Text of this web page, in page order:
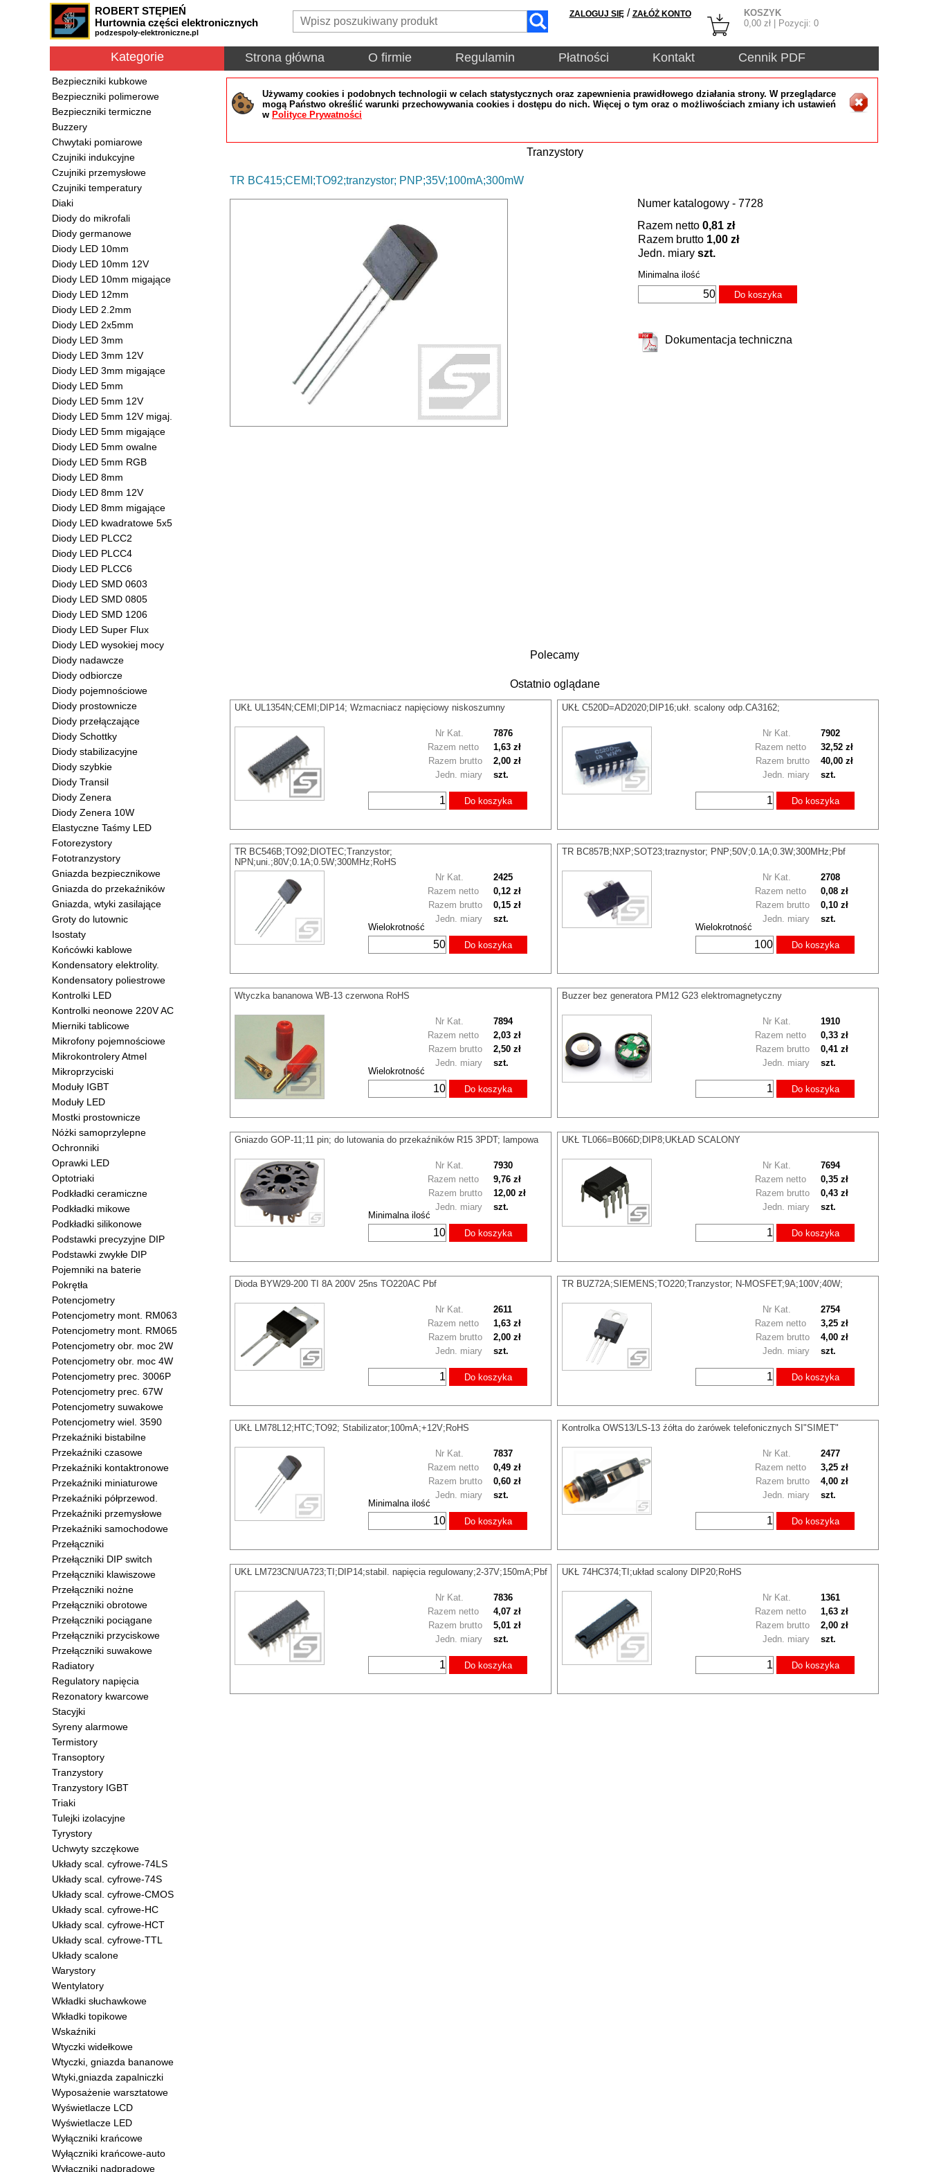
KOSZYK
0,00 zł | Pozycji: 0
Strona główna O firmie Regulamin Płatności Kontakt Cennik PDF
ROBERT STĘPIEŃ
Hurtownia części elektronicznych
podzespoly-elektroniczne.pl
ZALOGUJ SIĘ/ ZAŁÓŻ KONTO
Kategorie
Bezpieczniki kubkowe
Bezpieczniki polimerowe
Bezpieczniki termiczne
Buzzery
Chwytaki pomiarowe
Czujniki indukcyjne
Czujniki przemysłowe
Czujniki temperatury
Diaki
Diody do mikrofali
Diody germanowe
Diody LED 10mm
Diody LED 10mm 12V
Diody LED 10mm migające
Diody LED 12mm
Diody LED 2.2mm
Diody LED 2x5mm
Diody LED 3mm
Diody LED 3mm 12V
Diody LED 3mm migające
Diody LED 5mm
Diody LED 5mm 12V
Diody LED 5mm 12V migaj.
Diody LED 5mm migające
Diody LED 5mm owalne
Diody LED 5mm RGB
Diody LED 8mm
Diody LED 8mm 12V
Diody LED 8mm migające
Diody LED kwadratowe 5x5
Diody LED PLCC2
Diody LED PLCC4
Diody LED PLCC6
Diody LED SMD 0603
Diody LED SMD 0805
Diody LED SMD 1206
Diody LED Super Flux
Diody LED wysokiej mocy
Diody nadawcze
Diody odbiorcze
Diody pojemnościowe
Diody prostownicze
Diody przełączające
Diody Schottky
Diody stabilizacyjne
Diody szybkie
Diody Transil
Diody Zenera
Diody Zenera 10W
Elastyczne Taśmy LED
Fotorezystory
Fototranzystory
Gniazda bezpiecznikowe
Gniazda do przekaźników
Gniazda, wtyki zasilające
Groty do lutownic
Isostaty
Końcówki kablowe
Kondensatory elektrolity.
Kondensatory poliestrowe
Kontrolki LED
Kontrolki neonowe 220V AC
Mierniki tablicowe
Mikrofony pojemnościowe
Mikrokontrolery Atmel
Mikroprzyciski
Moduły IGBT
Moduły LED
Mostki prostownicze
Nóżki samoprzylepne
Ochronniki
Oprawki LED
Optotriaki
Podkładki ceramiczne
Podkładki mikowe
Podkładki silikonowe
Podstawki precyzyjne DIP
Podstawki zwykłe DIP
Pojemniki na baterie
Pokrętła
Potencjometry
Potencjometry mont. RM063
Potencjometry mont. RM065
Potencjometry obr. moc 2W
Potencjometry obr. moc 4W
Potencjometry prec. 3006P
Potencjometry prec. 67W
Potencjometry suwakowe
Potencjometry wiel. 3590
Przekaźniki bistabilne
Przekaźniki czasowe
Przekaźniki kontaktronowe
Przekaźniki miniaturowe
Przekaźniki półprzewod.
Przekaźniki przemysłowe
Przekaźniki samochodowe
Przełączniki
Przełączniki DIP switch
Przełączniki klawiszowe
Przełączniki nożne
Przełączniki obrotowe
Przełączniki pociągane
Przełączniki przyciskowe
Przełączniki suwakowe
Radiatory
Regulatory napięcia
Rezonatory kwarcowe
Stacyjki
Syreny alarmowe
Termistory
Transoptory
Tranzystory
Tranzystory IGBT
Triaki
Tulejki izolacyjne
Tyrystory
Uchwyty szczękowe
Układy scal. cyfrowe-74LS
Układy scal. cyfrowe-74S
Układy scal. cyfrowe-CMOS
Układy scal. cyfrowe-HC
Układy scal. cyfrowe-HCT
Układy scal. cyfrowe-TTL
Układy scalone
Warystory
Wentylatory
Wkładki słuchawkowe
Wkładki topikowe
Wskaźniki
Wtyczki widełkowe
Wtyczki, gniazda bananowe
Wtyki,gniazda zapalniczki
Wyposażenie warsztatowe
Wyświetlacze LCD
Wyświetlacze LED
Wyłączniki krańcowe
Wyłączniki krańcowe-auto
Wyłączniki nadprądowe
Używamy cookies i podobnych technologii w celach statystycznych oraz zapewnienia prawidłowego działania strony. W przeglądarce
mogą Państwo określić warunki przechowywania cookies i dostępu do nich. Więcej o tym oraz o możliwościach zmiany ich ustawień
w Polityce Prywatności
Tranzystory
TR BC415;CEMI;TO92;tranzystor; PNP;35V;100mA;300mW
Numer katalogowy - 7728
Razem netto 0,81 zł
Razem brutto 1,00 zł
Jedn. miary szt.
Dokumentacja techniczna
Minimalna ilość
Do koszyka
Polecamy
Ostatnio oglądane
UKŁ UL1354N;CEMI;DIP14; Wzmacniacz napięciowy niskoszumny
Nr Kat. 7876
Razem brutto 2,00 zł
Razem netto 1,63 zł
Jedn. miary szt.
Do koszyka
UKŁ C520D=AD2020;DIP16;ukł. scalony odp.CA3162;
Nr Kat. 7902
Razem brutto 40,00 zł
Razem netto 32,52 zł
Jedn. miary szt.
Do koszyka
TR BC546B;TO92;DIOTEC;Tranzystor;
NPN;uni.;80V;0.1A;0.5W;300MHz;RoHS
Wielokrotność
Nr Kat. 2425
Razem brutto 0,15 zł
Razem netto 0,12 zł
Jedn. miary szt.
Do koszyka
TR BC857B;NXP;SOT23;traznystor; PNP;50V;0.1A;0.3W;300MHz;Pbf
Wielokrotność
Nr Kat. 2708
Razem brutto 0,10 zł
Razem netto 0,08 zł
Jedn. miary szt.
Do koszyka
Wtyczka bananowa WB-13 czerwona RoHS
Wielokrotność
Nr Kat. 7894
Razem brutto 2,50 zł
Razem netto 2,03 zł
Jedn. miary szt.
Do koszyka
Buzzer bez generatora PM12 G23 elektromagnetyczny
Nr Kat. 1910
Razem brutto 0,41 zł
Razem netto 0,33 zł
Jedn. miary szt.
Do koszyka
Gniazdo GOP-11;11 pin; do lutowania do przekaźników R15 3PDT; lampowa
Minimalna ilość
Nr Kat. 7930
Razem brutto 12,00 zł
Razem netto 9,76 zł
Jedn. miary szt.
Do koszyka
UKŁ TL066=B066D;DIP8;UKŁAD SCALONY
Nr Kat. 7694
Razem brutto 0,43 zł
Razem netto 0,35 zł
Jedn. miary szt.
Do koszyka
Dioda BYW29-200 TI 8A 200V 25ns TO220AC Pbf
Nr Kat. 2611
Razem brutto 2,00 zł
Razem netto 1,63 zł
Jedn. miary szt.
Do koszyka
TR BUZ72A;SIEMENS;TO220;Tranzystor; N-MOSFET;9A;100V;40W;
Nr Kat. 2754
Razem brutto 4,00 zł
Razem netto 3,25 zł
Jedn. miary szt.
Do koszyka
UKŁ LM78L12;HTC;TO92; Stabilizator;100mA;+12V;RoHS
Minimalna ilość
Nr Kat. 7837
Razem brutto 0,60 zł
Razem netto 0,49 zł
Jedn. miary szt.
Do koszyka
Kontrolka OWS13/LS-13 źółta do żarówek telefonicznych SI"SIMET"
Nr Kat. 2477
Razem brutto 4,00 zł
Razem netto 3,25 zł
Jedn. miary szt.
Do koszyka
UKŁ LM723CN/UA723;TI;DIP14;stabil. napięcia regulowany;2-37V;150mA;Pbf
Nr Kat. 7836
Razem brutto 5,01 zł
Razem netto 4,07 zł
Jedn. miary szt.
Do koszyka
UKŁ 74HC374;TI;układ scalony DIP20;RoHS
Nr Kat. 1361
Razem brutto 2,00 zł
Razem netto 1,63 zł
Jedn. miary szt.
Do koszyka